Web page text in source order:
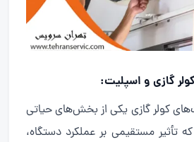
گازی و اسپلیت:
کولر گازی یکی از بخش‌های حیاتی
تأثیر مستقیمی بر عملکرد دستگاه،